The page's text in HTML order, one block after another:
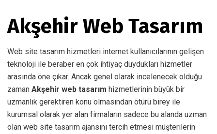
Akşehir Web Tasarım
Web site tasarım hizmetleri internet kullanıcılarının gelişen
teknoloji ile beraber en çok ihtiyaç duydukları hizmetler
arasında öne çıkar. Ancak genel olarak incelenecek olduğu
zaman Akşehir web tasarım hizmetlerinin büyük bir
uzmanlık gerektiren konu olmasından ötürü birey ile
kurumsal olarak yer alan firmaların sadece bu alanda uzman
olan web site tasarım ajansını tercih etmesi müşterilerin